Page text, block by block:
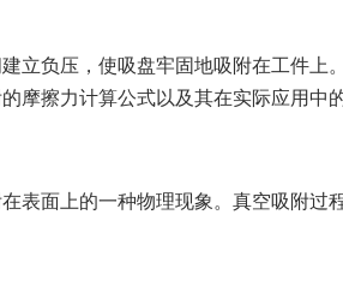
立负压，使吸盘牢固地吸附在工件上
摩擦力计算公式以及其在实际应用中的
表面上的一种物理现象。真空吸附过